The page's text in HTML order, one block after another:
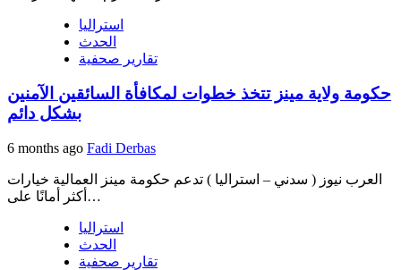
استراليا
الحدث
تقارير صحفية
حكومة ولاية مينز تتخذ خطوات لمكافأة السائقين الآمنين
بشكل دائم
6 months ago Fadi Derbas
العرب نيوز ( سدني – استراليا ) تدعم حكومة مينز العمالية خيارات
أكثر أمانًا على…
استراليا
الحدث
تقارير صحفية